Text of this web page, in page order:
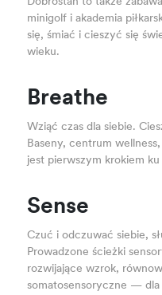
minigolf i akademia
się, śmiać i cieszyć się
wieku.
Breathe
Wziąć czas dla siebie.
Baseny, centrum
jest pierwszym krokiem
Sense
Czuć i odczuwać siebie,
Prowadzone ścieżki
rozwijające wzrok,
somatosensoryczne — dla